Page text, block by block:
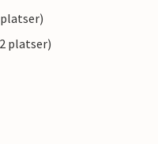
platser)